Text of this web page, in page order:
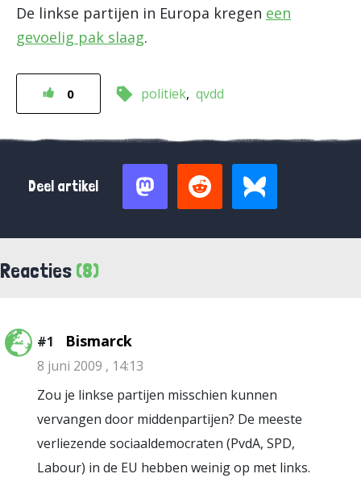
De linkse partijen in Europa kregen een
gevoelig pak slaag.
0 politiek qvdd
Deel artikel
Reacties (8)
#1 Bismarck
8 juni 2009 , 14:13
Zou je linkse partijen misschien kunnen
vervangen door middenpartijen? De meeste
verliezende sociaaldemocraten (PvdA, SPD,
Labour) in de EU hebben weinig op met links.